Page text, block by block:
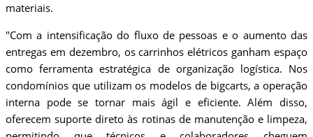
materiais.
"Com a intensificação do fluxo de pessoas e o aumento das
entregas em dezembro, os carrinhos elétricos ganham espaço
como ferramenta estratégica de organização logística. Nos
condomínios que utilizam os modelos de bigcarts, a operação
interna pode se tornar mais ágil e eficiente. Além disso,
oferecem suporte direto às rotinas de manutenção e limpeza,